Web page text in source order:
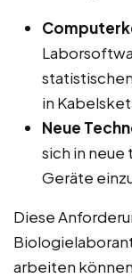
in
Neue
sich in
Geräte
Diese
arbeiten